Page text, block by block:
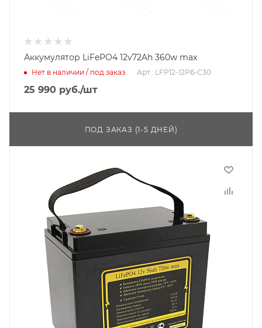
Аккумулятор LiFePO4 12v72Ah 360w max
Нет в наличии / под заказ Арт.: LFP12-12P6-C30
25 990 руб./шт
ПОД ЗАКАЗ (1-5 ДНЕЙ)